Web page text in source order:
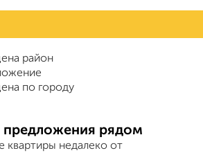
район
по городу
рядом
квартиры недалеко от